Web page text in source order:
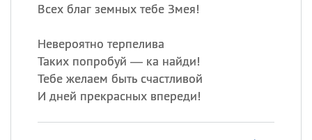
Всех благ земных тебе Змея!
Невероятно терпелива
Таких попробуй — ка найди!
Тебе желаем быть счастливой
И дней прекрасных впереди!